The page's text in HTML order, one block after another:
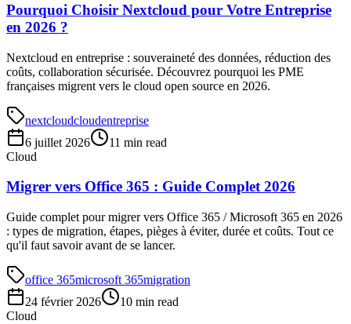
Pourquoi Choisir Nextcloud pour Votre Entreprise
en 2026 ?
Nextcloud en entreprise : souveraineté des données, réduction des
coûts, collaboration sécurisée. Découvrez pourquoi les PME
françaises migrent vers le cloud open source en 2026.
nextcloudcloudentreprise
6 juillet 2026
11 min read
Cloud
Migrer vers Office 365 : Guide Complet 2026
Guide complet pour migrer vers Office 365 / Microsoft 365 en 2026
: types de migration, étapes, pièges à éviter, durée et coûts. Tout ce
qu'il faut savoir avant de se lancer.
office 365microsoft 365migration
24 février 2026
10 min read
Cloud